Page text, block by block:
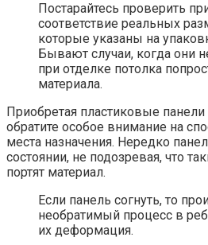
Постарайтесь проверить
соответствие реальных
которые указаны на
Бывают случаи, когда они
при отделке потолка
материала.
Приобретая пластиковые
обратите особое внимание на
места назначения. Нередко
состоянии, не подозревая, что
портят материал.
Если панель согнуть, то
необратимый процесс в
их деформация.